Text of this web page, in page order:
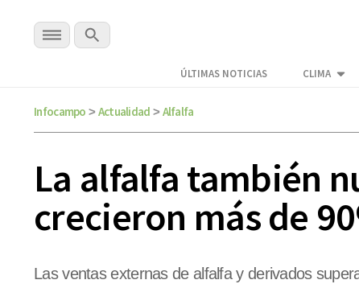
ÚLTIMAS NOTICIAS CLIMA
Infocampo > Actualidad > Alfalfa
La alfalfa también
crecieron más de
Las ventas externas de alfalfa y derivados